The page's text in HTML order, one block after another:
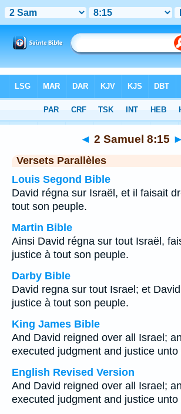
Chapitre 8> Verset 15
◄ 2 Samuel 8:15 ►
Versets Parallèles
Louis Segond Bible
David régna sur Israël, et il faisait
tout son peuple.
Martin Bible
Ainsi David régna sur tout Israël,
justice à tout son peuple.
Darby Bible
David regna sur tout Israel; et
justice à tout son peuple.
King James Bible
And David reigned over all Israel;
executed judgment and justice
English Revised Version
And David reigned over all Israel;
executed judgment and justice